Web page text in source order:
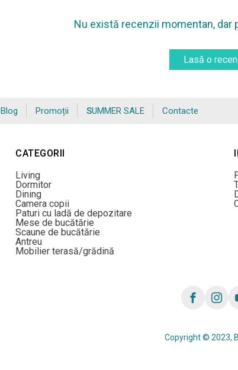
Nu există recenzii momentan, dar
Lasă o
Blog Promoții SUMMER SALE Contacte
CATEGORII
Living
Dormitor
Dining
Camera copii
Paturi cu ladă de depozitare
Mese de bucătărie
Scaune de bucătărie
Antreu
Mobilier terasă/grădină
Copyright © 2023,